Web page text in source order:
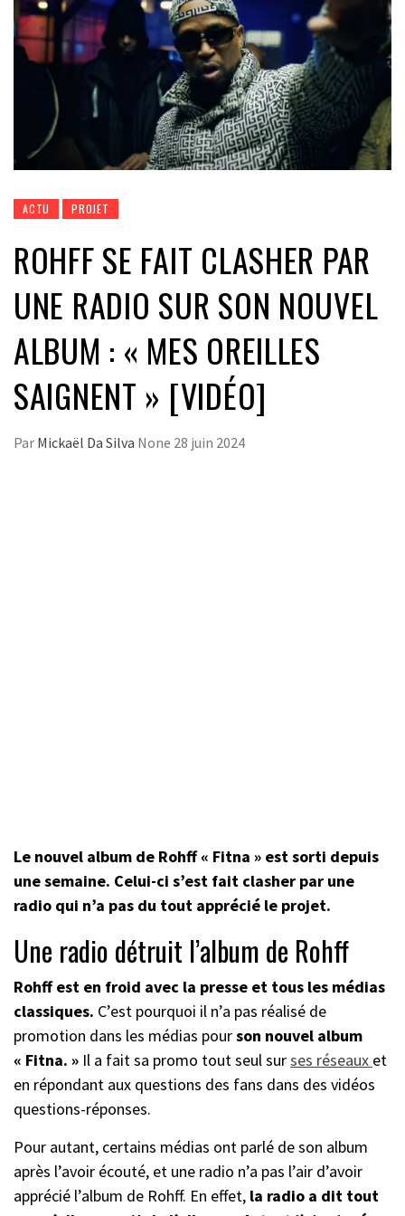
ACTU PROJET
ROHFF SE FAIT CLASHER PAR
UNE RADIO SUR SON NOUVEL
ALBUM : « MES OREILLES
SAIGNENT » [VIDÉO]
Par Mickaël Da Silva None 28 juin 2024
Le nouvel album de Rohff « Fitna » est sorti depuis
une semaine. Celui-ci s’est fait clasher par une
radio qui n’a pas du tout apprécié le projet.
Une radio détruit l’album de Rohff
Rohff est en froid avec la presse et tous les médias
classiques. C’est pourquoi il n’a pas réalisé de
promotion dans les médias pourson nouvel album
« Fitna. » Il a fait sa promo tout seul surses réseaux et
en répondant aux questions des fans dans des vidéos
questions-réponses.
Pour autant, certains médias ont parlé de son album
après l’avoir écouté, et une radio n’a pas l’air d’avoir
apprécié l’album de Rohff. En effet, la radio a dit tout